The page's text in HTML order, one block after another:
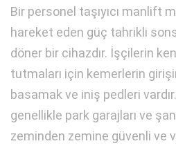
Bir personel taşıyıcı manlift
hareket eden güç tahrikli
döner bir cihazdır. İşçilerin
tutmaları için kemerlerin
basamak ve iniş pedleri
genellikle park garajları ve
zeminden zemine güvenli ve